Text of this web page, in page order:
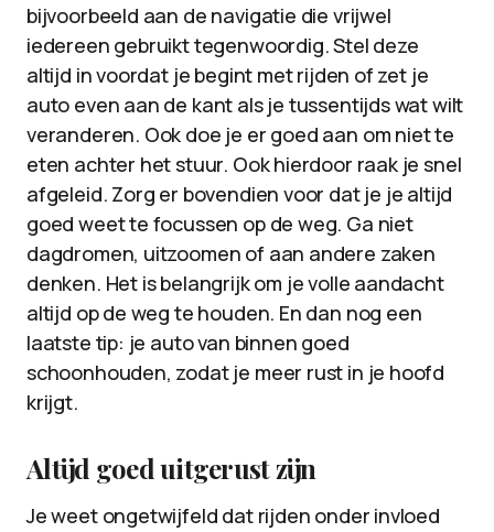
bijvoorbeeld aan de navigatie die vrijwel
iedereen gebruikt tegenwoordig. Stel deze
altijd in voordat je begint met rijden of zet je
auto even aan de kant als je tussentijds wat wilt
veranderen. Ook doe je er goed aan om niet te
eten achter het stuur. Ook hierdoor raak je snel
afgeleid. Zorg er bovendien voor dat je je altijd
goed weet te focussen op de weg. Ga niet
dagdromen, uitzoomen of aan andere zaken
denken. Het is belangrijk om je volle aandacht
altijd op de weg te houden. En dan nog een
laatste tip: je auto van binnen goed
schoonhouden, zodat je meer rust in je hoofd
krijgt.
Altijd goed uitgerust zijn
Je weet ongetwijfeld dat rijden onder invloed